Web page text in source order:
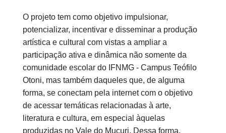
O projeto tem como objetivo impulsionar,
potencializar, incentivar e disseminar a produção
artística e cultural com vistas a ampliar a
participação ativa e dinâmica não somente da
comunidade escolar do IFNMG - Campus Teófilo
Otoni, mas também daqueles que, de alguma
forma, se conectam pela internet com o objetivo
de acessar temáticas relacionadas à arte,
literatura e cultura, em especial àquelas
produzidas no Vale do Mucuri. Dessa forma,